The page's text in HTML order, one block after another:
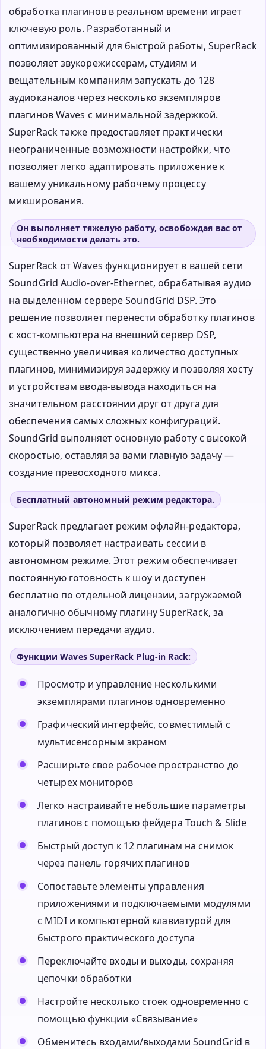
обработка плагинов в реальном времени играет
ключевую роль. Разработанный и
оптимизированный для быстрой работы, SuperRack
позволяет звукорежиссерам, студиям и
вещательным компаниям запускать до 128
аудиоканалов через несколько экземпляров
плагинов Waves с минимальной задержкой.
SuperRack также предоставляет практически
неограниченные возможности настройки, что
позволяет легко адаптировать приложение к
вашему уникальному рабочему процессу
микширования.
Он выполняет тяжелую работу, освобождая вас от
необходимости делать это.
SuperRack от Waves функционирует в вашей сети
SoundGrid Audio-over-Ethernet, обрабатывая аудио
на выделенном сервере SoundGrid DSP. Это
решение позволяет перенести обработку плагинов
с хост-компьютера на внешний сервер DSP,
существенно увеличивая количество доступных
плагинов, минимизируя задержку и позволяя хосту
и устройствам ввода-вывода находиться на
значительном расстоянии друг от друга для
обеспечения самых сложных конфигураций.
SoundGrid выполняет основную работу с высокой
скоростью, оставляя за вами главную задачу —
создание превосходного микса.
Бесплатный автономный режим редактора.
SuperRack предлагает режим офлайн-редактора,
который позволяет настраивать сессии в
автономном режиме. Этот режим обеспечивает
постоянную готовность к шоу и доступен
бесплатно по отдельной лицензии, загружаемой
аналогично обычному плагину SuperRack, за
исключением передачи аудио.
Функции Waves SuperRack Plug-in Rack:
Просмотр и управление несколькими
экземплярами плагинов одновременно
Графический интерфейс, совместимый с
мультисенсорным экраном
Расширьте свое рабочее пространство до
четырех мониторов
Легко настраивайте небольшие параметры
плагинов с помощью фейдера Touch & Slide
Быстрый доступ к 12 плагинам на снимок
через панель горячих плагинов
Сопоставьте элементы управления
приложениями и подключаемыми модулями
с MIDI и компьютерной клавиатурой для
быстрого практического доступа
Переключайте входы и выходы, сохраняя
цепочки обработки
Настройте несколько стоек одновременно с
помощью функции «Связывание»
Обменитесь входами/выходами SoundGrid в